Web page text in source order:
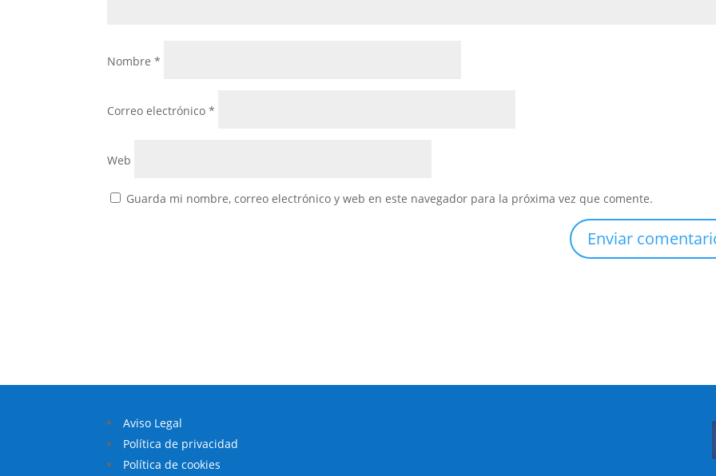
Nombre*
Correo electrónico*
Web
Guarda mi nombre, correo electrónico y web en este navegador para la próxima vez que comente.
Aviso Legal
Política de privacidad
Política de cookies